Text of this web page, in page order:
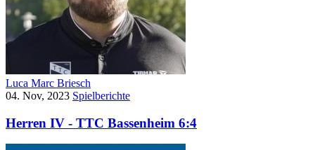
Luca Marc Briesch
04. Nov, 2023 Spielberichte
Herren IV - TTC Bassenheim 6:4